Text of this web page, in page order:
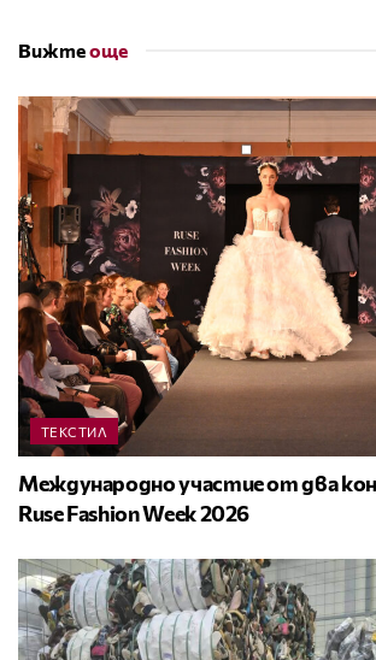
Вижтеоще
ТЕКСТИЛ
Международно участие от два
Ruse Fashion Week 2026